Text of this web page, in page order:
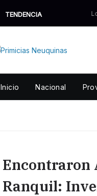
TENDENCIA
Inicio Nacional
Encontraron
Ranquil: